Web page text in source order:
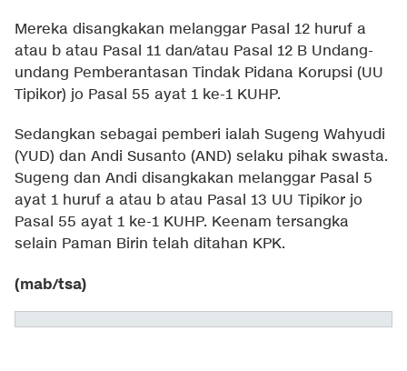
Mereka disangkakan melanggar Pasal 12 huruf a
atau b atau Pasal 11 dan/atau Pasal 12 B Undang-
undang Pemberantasan Tindak Pidana Korupsi (UU
Tipikor) jo Pasal 55 ayat 1 ke-1 KUHP.
Sedangkan sebagai pemberi ialah Sugeng Wahyudi
(YUD) dan Andi Susanto (AND) selaku pihak swasta.
Sugeng dan Andi disangkakan melanggar Pasal 5
ayat 1 huruf a atau b atau Pasal 13 UU Tipikor jo
Pasal 55 ayat 1 ke-1 KUHP. Keenam tersangka
selain Paman Birin telah ditahan KPK.
(mab/tsa)